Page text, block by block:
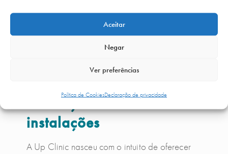
Aceitar
Negar
Ver preferências
Política de CookiesDeclaração de privacidade
Conheça as nossas
instalações
A Up Clinic nasceu com o intuito de oferecer